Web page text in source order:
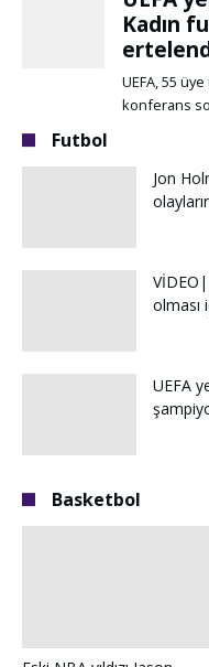
Futbol
Jon
olması
UEFA
Basketbol